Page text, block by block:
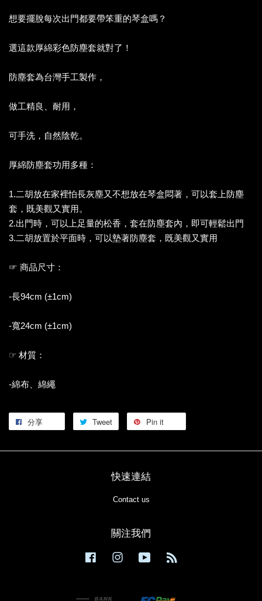
想要擺脫每次出門都要帶笨重的琴盒嗎？
選這款厚綿彩色防塵套就對了！
防塵套為台灣手工製作，
做工精良、耐用，
可手洗，自然陰乾。
厚綿防塵套功用多種：
1.二胡放在家裡怕長灰塵又不想放在琴盒悶著，可以套上防塵
套，既美觀又實用。
2.出門時，可以上足量的松香，套在防塵套內，即可輕鬆出門
3.二胡放置於平面時，可以墊著防塵套，既美觀又實用
☞ 商品尺寸：
-長94cm (±1cm)
-寬24cm (±1cm)
☞ 材質：
-綿布、綿繩
分享 Tweet Pin it
快速連結
Contact us
關注我們
Facebook Instagram YouTube